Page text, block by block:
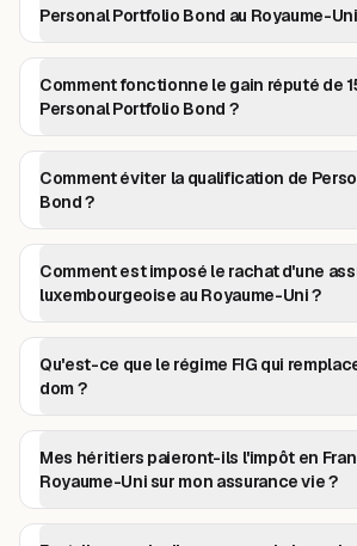
Personal Portfolio Bond au Royaume-
Comment fonctionne le gain réputé de
Personal Portfolio Bond ?
Comment éviter la qualification de
Bond ?
Comment est imposé le rachat d'une
luxembourgeoise au Royaume-Uni ?
Qu'est-ce que le régime FIG qui
dom ?
Mes héritiers paieront-ils l'impôt en
Royaume-Uni sur mon assurance vie ?